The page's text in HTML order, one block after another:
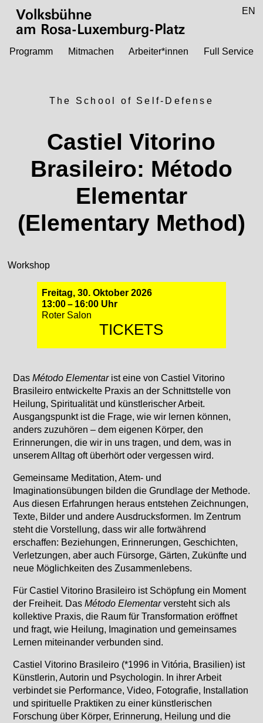
Volksbühne
am Rosa-Luxemburg-Platz
Programm Mitmachen Arbeiter*innen Full Service
DE
EN
The School of Self-Defense
Castiel Vitorino
Brasileiro: Método
Elementar
(Elementary Method)
Workshop
Freitag, 30. Oktober 2026
13:00 – 16:00 Uhr
Roter Salon
TICKETS
Das Método Elementarist eine von Castiel Vitorino
Brasileiro entwickelte Praxis an der Schnittstelle von
Heilung, Spiritualität und künstlerischer Arbeit.
Ausgangspunkt ist die Frage, wie wir lernen können,
anders zuzuhören – dem eigenen Körper, den
Erinnerungen, die wir in uns tragen, und dem, was in
unserem Alltag oft überhört oder vergessen wird.
Gemeinsame Meditation, Atem- und
Imaginationsübungen bilden die Grundlage der Methode.
Aus diesen Erfahrungen heraus entstehen Zeichnungen,
Texte, Bilder und andere Ausdrucksformen. Im Zentrum
steht die Vorstellung, dass wir alle fortwährend
erschaffen: Beziehungen, Erinnerungen, Geschichten,
Verletzungen, aber auch Fürsorge, Gärten, Zukünfte und
neue Möglichkeiten des Zusammenlebens.
Für Castiel Vitorino Brasileiro ist Schöpfung ein Moment
der Freiheit. Das Método Elementarversteht sich als
kollektive Praxis, die Raum für Transformation eröffnet
und fragt, wie Heilung, Imagination und gemeinsames
Lernen miteinander verbunden sind.
Castiel Vitorino Brasileiro (*1996 in Vitória, Brasilien) ist
Künstlerin, Autorin und Psychologin. In ihrer Arbeit
verbindet sie Performance, Video, Fotografie, Installation
und spirituelle Praktiken zu einer künstlerischen
Forschung über Körper, Erinnerung, Heilung und die